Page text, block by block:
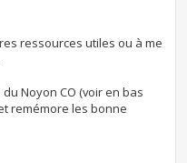
ressources utiles ou à me
Noyon CO (voir en bas
remémore les bonne